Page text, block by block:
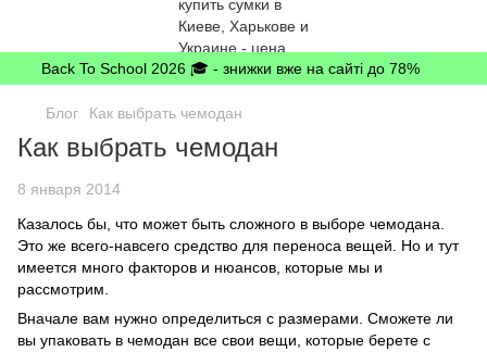
Back To School 2026 🎓 - знижки вже на сайті до 78%
Блог Как выбрать чемодан
Как выбрать чемодан
8 января 2014
Казалось бы, что может быть сложного в выборе чемодана.
Это же всего-навсего средство для переноса вещей. Но и тут
имеется много факторов и нюансов, которые мы и
рассмотрим.
Вначале вам нужно определиться с размерами. Сможете ли
вы упаковать в чемодан все свои вещи, которые берете с